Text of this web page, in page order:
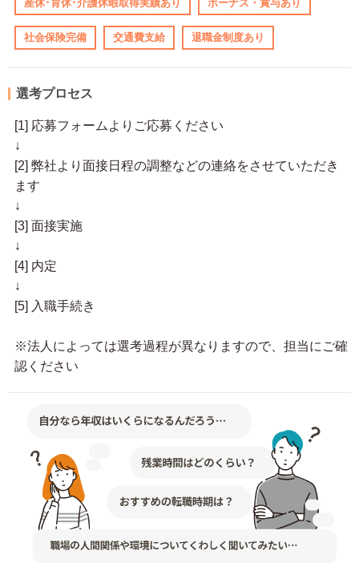
産休･育休･介護休暇取得実績あり ボーナス・賞与あり
社会保険完備 交通費支給 退職金制度あり
選考プロセス
[1] 応募フォームよりご応募ください
↓
[2] 弊社より面接日程の調整などの連絡をさせていただき
ます
↓
[3] 面接実施
↓
[4] 内定
↓
[5] 入職手続き
※法人によっては選考過程が異なりますので、担当にご確
認ください